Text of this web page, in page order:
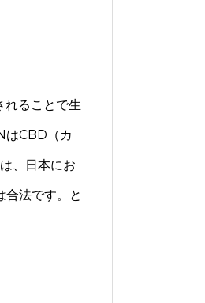
れることで生
はCBD（カ
、日本にお
法です。と